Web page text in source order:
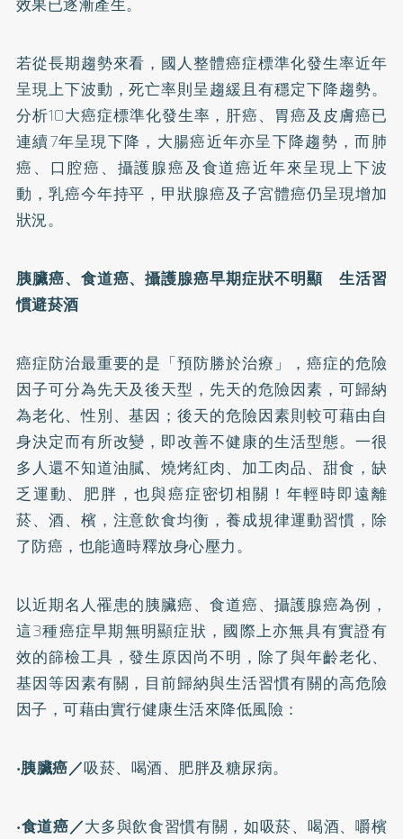
若從長期趨勢來看，國人整體癌症標準化發生率近年
呈現上下波動，死亡率則呈趨緩且有穩定下降趨勢。
分析10大癌症標準化發生率，肝癌、胃癌及皮膚癌已
連續7年呈現下降，大腸癌近年亦呈下降趨勢，而肺
癌、口腔癌、攝護腺癌及食道癌近年來呈現上下波
動，乳癌今年持平，甲狀腺癌及子宮體癌仍呈現增加
狀況。
胰臟癌、食道癌、攝護腺癌早期症狀不明顯 生活習
慣避菸酒
癌症防治最重要的是「預防勝於治療」，癌症的危險
因子可分為先天及後天型，先天的危險因素，可歸納
為老化、性別、基因；後天的危險因素則較可藉由自
身決定而有所改變，即改善不健康的生活型態。一很
多人還不知道油膩、燒烤紅肉、加工肉品、甜食，缺
乏運動、肥胖 ，也與癌症密切相關！年輕時即遠離
菸、酒、檳，注意飲食均衡，養成規律運動習慣，除
了防癌，也能適時釋放身心壓力。
以近期名人罹患的胰臟癌、食道癌、攝護腺癌為例，
這3種癌症早期無明顯症狀，國際上亦無具有實證有
效的篩檢工具，發生原因尚不明，除了與年齡老化、
基因等因素有關，目前歸納與生活習慣有關的高危險
因子，可藉由實行健康生活來降低風險：
‧胰臟癌／吸菸、喝酒、肥胖及糖尿病。
‧食道癌／大多與飲食習慣有關，如吸菸、喝酒、嚼檳